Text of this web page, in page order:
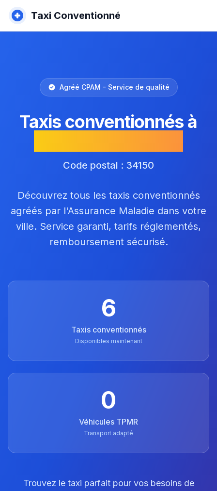
Taxi Conventionné
Agréé CPAM - Service de qualité
Taxis conventionnés à
Code postal : 34150
Découvrez tous les taxis conventionnés
agréés par l'Assurance Maladie dans votre
ville. Service garanti, tarifs réglementés,
remboursement sécurisé.
6
Taxis conventionnés
Disponibles maintenant
0
Véhicules TPMR
Transport adapté
Trouvez le taxi parfait pour vos besoins de